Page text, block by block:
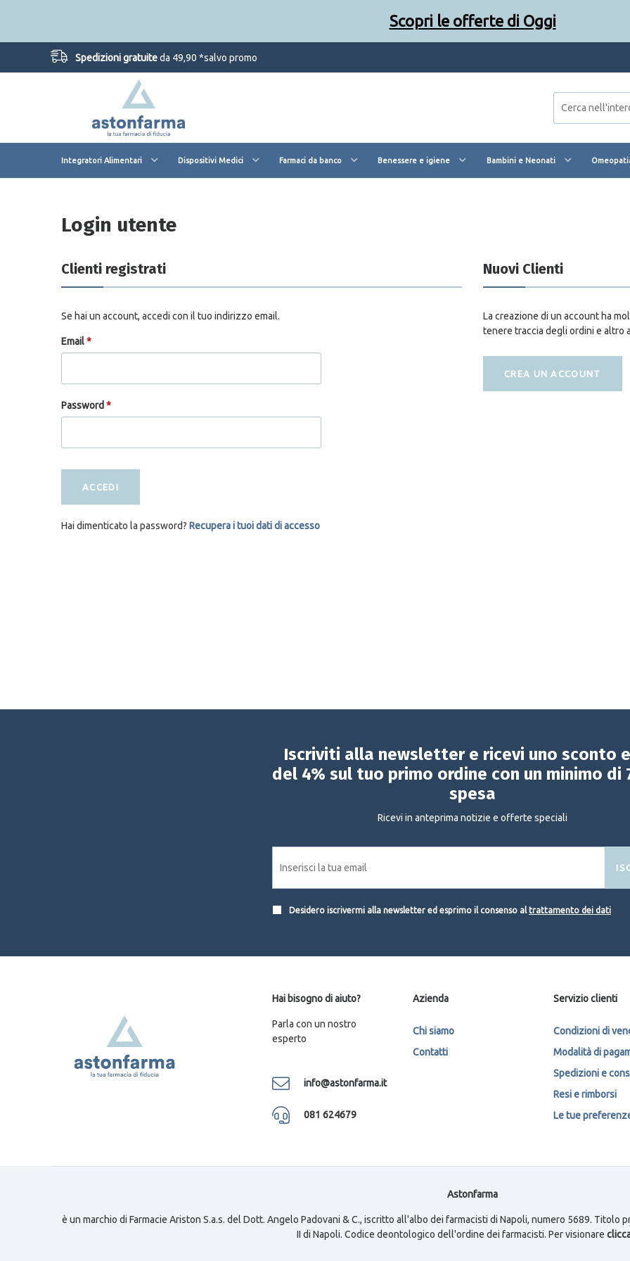
Spedizioni gratuiteda 49,90 *salvo promo
Integratori Alimentari Dispositivi Medici Farmaci da banco Benessere e igiene Bambini e Neonati
Login utente
Clienti registrati
Se hai un account, accedi con il tuo indirizzo email.
Email*
Password *
ACCEDI
Hai dimenticato la password? Recupera i tuoi dati di accesso
Nuovi Clienti
La creazione di un account ha
tenere traccia degli ordini e altro
CREA UN ACCOUNT
Iscriviti alla newsletter e ricevi uno sconto
del 4% sul tuo primo ordine con un minimo di
spesa
Ricevi in anteprima notizie e offerte speciali
Desidero iscrivermi alla newsletter ed esprimo il consenso altrattamento dei dati
Hai bisogno di aiuto?
Parla con un nostro
esperto
info@astonfarma.it
081 624679
Azienda
Chi siamo
Contatti
Servizio clienti
Condizioni di
Modalità di
Spedizioni e
Resi e rimborsi
Le tue
Astonfarma
è un marchio di Farmacie Ariston S.a.s. del Dott. Angelo Padovani & C., iscritto all'albo dei farmacisti di Napoli, numero 5689. Titolo
II di Napoli. Codice deontologico dell'ordine dei farmacisti. Per visionare
Scopri le offerte di Oggi